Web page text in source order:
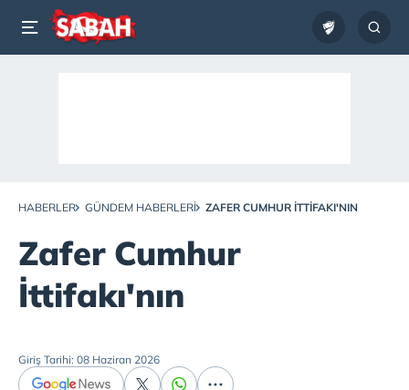
HABERLER GÜNDEM HABERLERI ZAFER CUMHUR İTTIFAKI'NIN
Zafer Cumhur
İttifakı'nın
Giriş Tarihi: 08 Haziran 2026